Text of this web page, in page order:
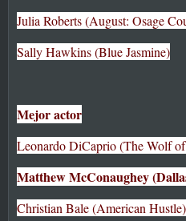
Julia Roberts (August: Osage
Sally Hawkins (Blue Jasmine)
Mejor actor
Leonardo DiCaprio (The Wolf
Matthew McConaughey
Christian Bale (American Hustle)